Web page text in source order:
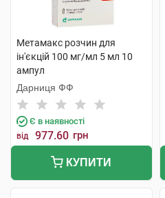
Метамакс розчин для
ін'єкцій 100 мг/мл 5 мл 10
ампул
Дарниця ФФ
Є в наявності
від 977.60 грн
КУПИТИ